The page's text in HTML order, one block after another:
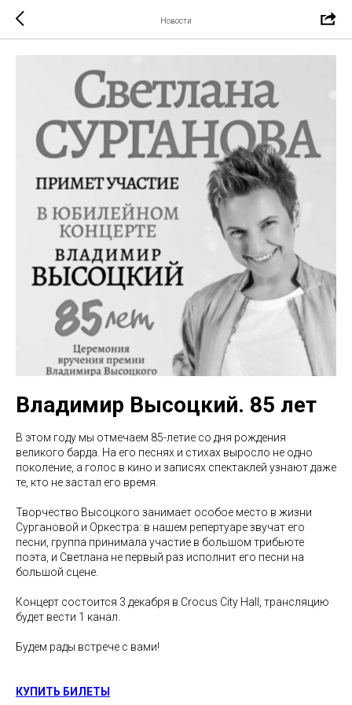
Новости
Владимир Высоцкий. 85 лет
В этом году мы отмечаем 85-летие со дня рождения
великого барда. На его песнях и стихах выросло не одно
поколение, а голос в кино и записях спектаклей узнают даже
те, кто не застал его время.
Творчество Высоцкого занимает особое место в жизни
Сургановой и Оркестра: в нашем репертуаре звучат его
песни, группа принимала участие в большом трибьюте
поэта, и Светлана не первый раз исполнит его песни на
большой сцене.
Концерт состоится 3 декабря в Crocus City Hall, трансляцию
будет вести 1 канал.
Будем рады встрече с вами!
КУПИТЬ БИЛЕТЫ